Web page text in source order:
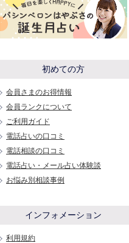
初めての方
会員さまのお得情報
会員ランクについて
ご利用ガイド
電話占いの口コミ
電話相談の口コミ
電話占い・メール占い体験談
お悩み別相談事例
インフォメーション
利用規約